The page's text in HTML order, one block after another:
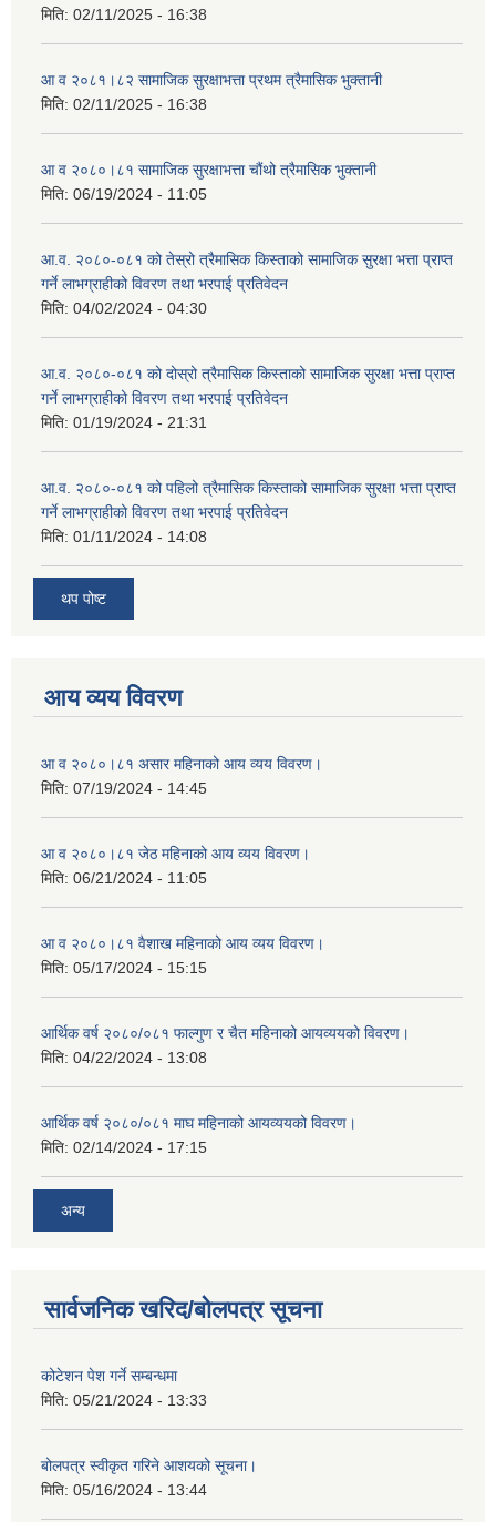
मिति: 02/11/2025 - 16:38
आ व २०८१।८२ सामाजिक सुरक्षाभत्ता प्रथम त्रैमासिक भुक्तानी
मिति: 02/11/2025 - 16:38
आ व २०८०।८१ सामाजिक सुरक्षाभत्ता चौंथो त्रैमासिक भुक्तानी
मिति: 06/19/2024 - 11:05
आ.व. २०८०-०८१ को तेस्रो त्रैमासिक किस्ताको सामाजिक सुरक्षा भत्ता प्राप्त
गर्ने लाभग्राहीको विवरण तथा भरपाई प्रतिवेदन
मिति: 04/02/2024 - 04:30
आ.व. २०८०-०८१ को दोस्रो त्रैमासिक किस्ताको सामाजिक सुरक्षा भत्ता प्राप्त
गर्ने लाभग्राहीको विवरण तथा भरपाई प्रतिवेदन
मिति: 01/19/2024 - 21:31
आ.व. २०८०-०८१ को पहिलो त्रैमासिक किस्ताको सामाजिक सुरक्षा भत्ता प्राप्त
गर्ने लाभग्राहीको विवरण तथा भरपाई प्रतिवेदन
मिति: 01/11/2024 - 14:08
थप पोष्ट
आय व्यय विवरण
आ व २०८०।८१ असार महिनाको आय व्यय विवरण।
मिति: 07/19/2024 - 14:45
आ व २०८०।८१ जेठ महिनाको आय व्यय विवरण।
मिति: 06/21/2024 - 11:05
आ व २०८०।८१ वैशाख महिनाको आय व्यय विवरण।
मिति: 05/17/2024 - 15:15
आर्थिक वर्ष २०८०/०८१ फाल्गुण र चैत महिनाको आयव्ययको विवरण।
मिति: 04/22/2024 - 13:08
आर्थिक वर्ष २०८०/०८१ माघ महिनाको आयव्ययको विवरण।
मिति: 02/14/2024 - 17:15
अन्य
सार्वजनिक खरिद/बोलपत्र सूचना
कोटेशन पेश गर्ने सम्बन्धमा
मिति: 05/21/2024 - 13:33
बोलपत्र स्वीकृत गरिने आशयको सूचना।
मिति: 05/16/2024 - 13:44